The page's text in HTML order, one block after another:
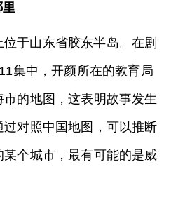
于山东省胶东半岛。在剧
集中，开颜所在的教育局
的地图，这表明故事发生
对照中国地图，可以推断
个城市，最有可能的是威